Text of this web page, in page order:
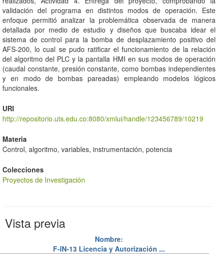
validación del programa en distintos modos de operación. Este
enfoque permitió analizar la problemática observada de manera
detallada por medio de estudio y diseños que buscaba idear el
sistema de control para la bomba de desplazamiento positivo del
AFS-200, lo cual se pudo ratificar el funcionamiento de la relación
del algoritmo del PLC y la pantalla HMI en sus modos de operación
(caudal constante, presión constante, como bombas independientes
y en modo de bombas pareadas) empleando modelos lógicos
funcionales.
URI
http://repositorio.uts.edu.co:8080/xmlui/handle/123456789/10219
Materia
Control, algoritmo, variables, instrumentación, potencia
Colecciones
Proyectos de Investigación
Vista previa
Nombre:
F-IN-13 Licencia y Autorización ...